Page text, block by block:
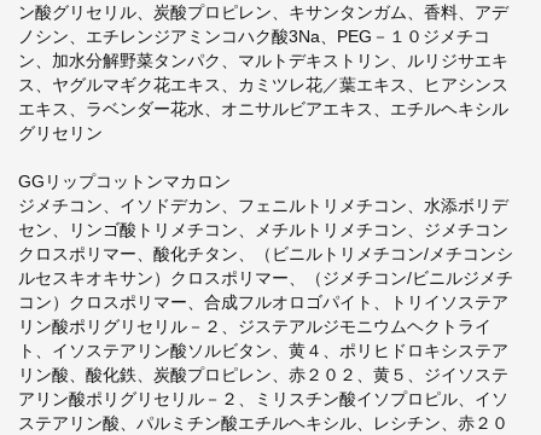
ン酸グリセリル、炭酸プロピレン、キサンタンガム、香料、アデ
ノシン、エチレンジアミンコハク酸3Na、PEG－１０ジメチコ
ン、加水分解野菜タンパク、マルトデキストリン、ルリジサエキ
ス、ヤグルマギク花エキス、カミツレ花／葉エキス、ヒアシンス
エキス、ラベンダー花水、オニサルビアエキス、エチルヘキシル
グリセリン
GGリップコットンマカロン
ジメチコン、イソドデカン、フェニルトリメチコン、水添ボリデ
セン、リンゴ酸トリメチコン、メチルトリメチコン、ジメチコン
クロスポリマー、酸化チタン、（ビニルトリメチコン/メチコンシ
ルセスキオキサン）クロスポリマー、（ジメチコン/ビニルジメチ
コン）クロスポリマー、合成フルオロゴパイト、トリイソステア
リン酸ポリグリセリル－２、ジステアルジモニウムヘクトライ
ト、イソステアリン酸ソルビタン、黄４、ポリヒドロキシステア
リン酸、酸化鉄、炭酸プロピレン、赤２０２、黄５、ジイソステ
アリン酸ポリグリセリル－２、ミリスチン酸イソプロピル、イソ
ステアリン酸、パルミチン酸エチルヘキシル、レシチン、赤２０